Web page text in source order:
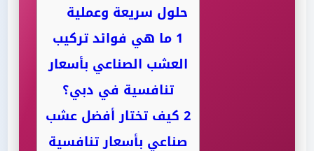
حلول سريعة وعملية
1 ما هي فوائد تركيب
العشب الصناعي بأسعار
تنافسية في دبي؟
2 كيف تختار أفضل عشب
صناعي بأسعار تنافسية